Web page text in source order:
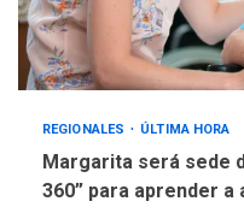
REGIONALES ÚLTIMA HORA
Margarita será sede
360” para aprender